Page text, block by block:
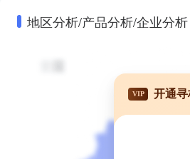
地区分析/产品分析/企业分析
VIP 开通